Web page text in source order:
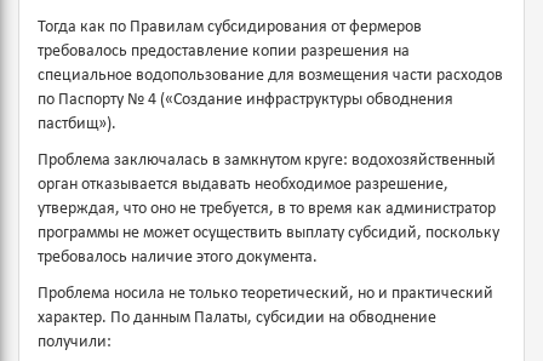
Тогда как по Правилам субсидирования от фермеров
требовалось предоставление копии разрешения на
специальное водопользование для возмещения части расходов
по Паспорту № 4 («Создание инфраструктуры обводнения
пастбищ»).
Проблема заключалась в замкнутом круге: водохозяйственный
орган отказывается выдавать необходимое разрешение,
утверждая, что оно не требуется, в то время как администратор
программы не может осуществить выплату субсидий, поскольку
требовалось наличие этого документа.
Проблема носила не только теоретический, но и практический
характер. По данным Палаты, субсидии на обводнение
получили: